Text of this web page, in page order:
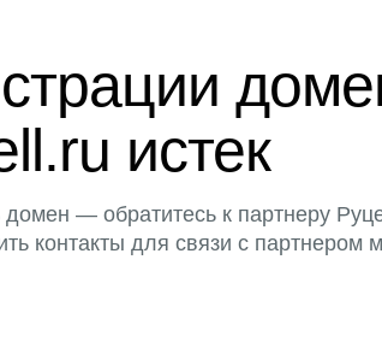
истек
домен — обратитесь к партнеру
контакты для связи с партнером